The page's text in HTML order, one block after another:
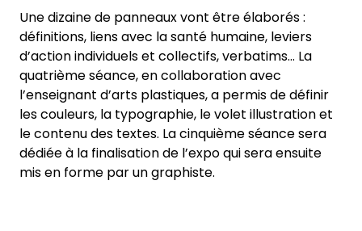
Une dizaine de panneaux vont être élaborés :
définitions, liens avec la santé humaine, leviers
d’action individuels et collectifs, verbatims… La
quatrième séance, en collaboration avec
l’enseignant d’arts plastiques, a permis de définir
les couleurs, la typographie, le volet illustration et
le contenu des textes. La cinquième séance sera
dédiée à la finalisation de l’expo qui sera ensuite
mis en forme par un graphiste.